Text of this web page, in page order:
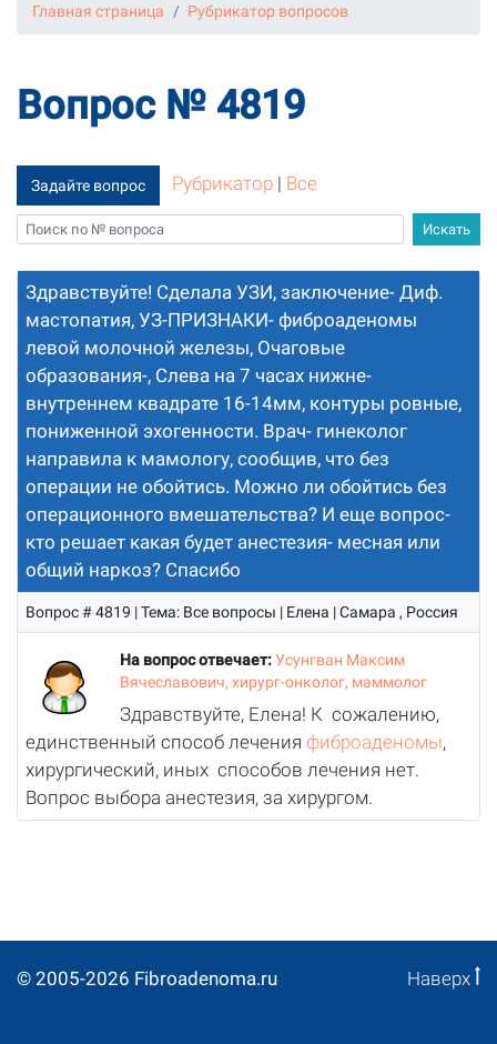
Главная страница Рубрикатор вопросов
Вопрос № 4819
Задайте вопрос Рубрикатор| Все
Здравствуйте! Сделала УЗИ, заключение- Диф.
мастопатия, УЗ-ПРИЗНАКИ- фиброаденомы
левой молочной железы, Очаговые
образования-, Слева на 7 часах нижне-
внутреннем квадрате 16-14мм, контуры ровные,
пониженной эхогенности. Врач- гинеколог
направила к мамологу, сообщив, что без
операции не обойтись. Можно ли обойтись без
операционного вмешательства? И еще вопрос-
кто решает какая будет анестезия- месная или
общий наркоз? Спасибо
Вопрос # 4819 | Тема: Все вопросы | Елена | Самара , Россия
На вопрос отвечает: Усунгван Максим
Вячеславович, хирург-онколог, маммолог
Здравствуйте, Елена! К сожалению,
единственный способ лечения фиброаденомы,
хирургический, иных способов лечения нет.
Вопрос выбора анестезия, за хирургом.
© 2005-2026 Fibroadenoma.ru Наверх